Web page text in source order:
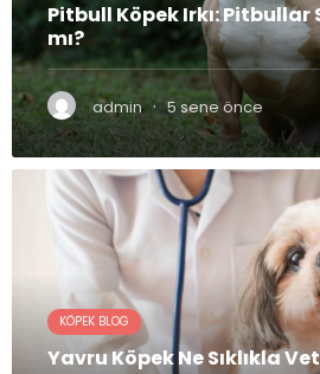
Pitbull Köpek Irkı: Pitbullar
mı?
admin · 5 sene önce
KÖPEK BLOG
Yavru Köpek Ne Sıklıkla